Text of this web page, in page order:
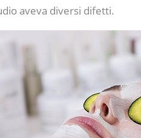
aveva diversi difetti.